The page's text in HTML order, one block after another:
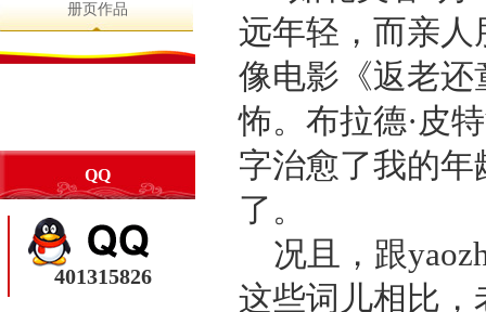
册页作品
QQ
401315826
远年轻，而亲
像电影《返老
怖。布拉德·皮
字治愈了我的
了。
况且，跟
这些词儿相比